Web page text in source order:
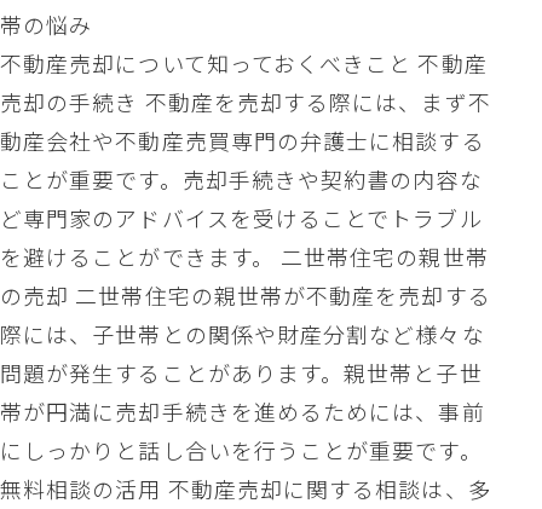
帯の悩み
不動産売却について知っておくべきこと 不動産
売却の手続き 不動産を売却する際には、まず不
動産会社や不動産売買専門の弁護士に相談する
ことが重要です。売却手続きや契約書の内容な
ど専門家のアドバイスを受けることでトラブル
を避けることができます。 二世帯住宅の親世帯
の売却 二世帯住宅の親世帯が不動産を売却する
際には、子世帯との関係や財産分割など様々な
問題が発生することがあります。親世帯と子世
帯が円満に売却手続きを進めるためには、事前
にしっかりと話し合いを行うことが重要です。
無料相談の活用 不動産売却に関する相談は、多